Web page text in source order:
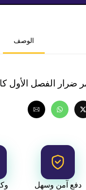
الوصف
الفصل الأول كامل
دفع آمن وسهل